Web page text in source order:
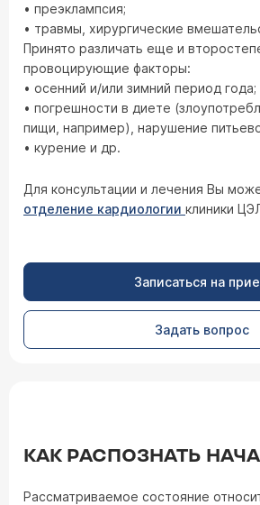
• преэклампсия;
• травмы, хирургические
Принято различать еще и
провоцирующие факторы:
• осенний и/или зимний период года;
• погрешности в диете
пищи, например), нарушение
• курение и др.
Для консультации и лечения Вы
отделение кардиологии клиники
Записаться на
Задать вопрос
КАК РАСПОЗНАТЬ
Рассматриваемое состояние